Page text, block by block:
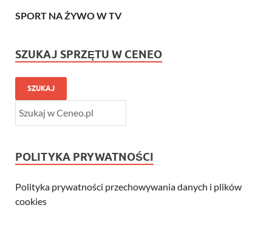
SPORT NA ŻYWO W TV
SZUKAJ SPRZĘTU W CENEO
SZUKAJ
POLITYKA PRYWATNOŚCI
Polityka prywatności przechowywania danych i plików
cookies